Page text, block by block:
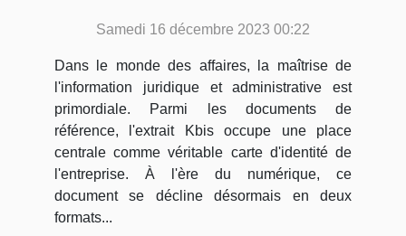
Samedi 16 décembre 2023 00:22
Dans le monde des affaires, la maîtrise de
l'information juridique et administrative est
primordiale. Parmi les documents de
référence, l'extrait Kbis occupe une place
centrale comme véritable carte d'identité de
l'entreprise. À l'ère du numérique, ce
document se décline désormais en deux
formats...